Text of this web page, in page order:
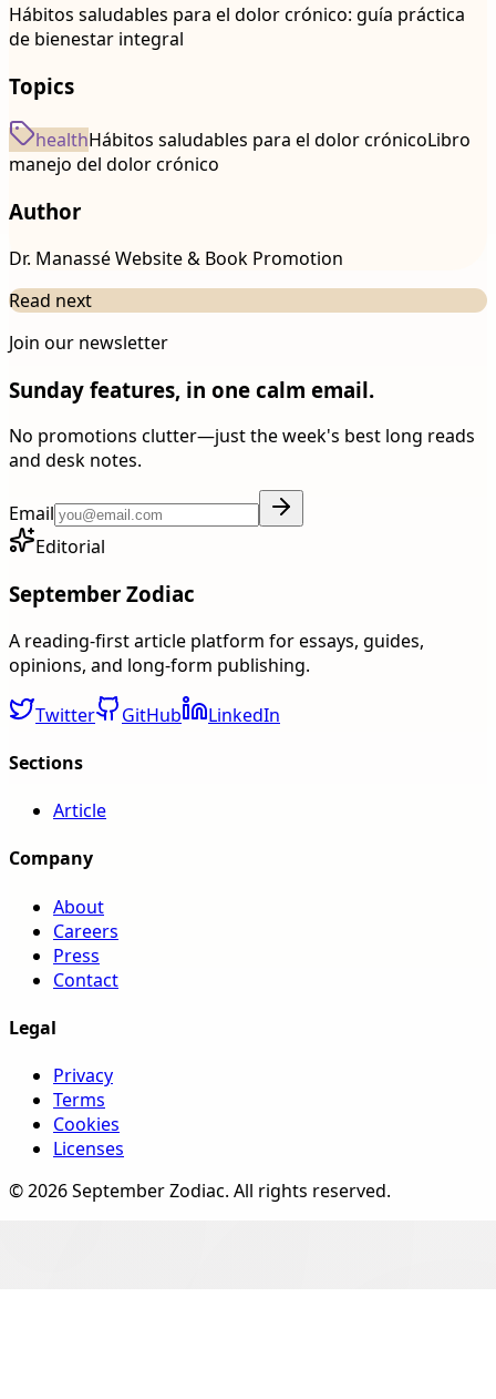
Hábitos saludables para el dolor crónico: guía práctica
de bienestar integral
Topics
healthHábitos saludables para el dolor crónicoLibro
manejo del dolor crónico
Author
Dr. Manassé Website & Book Promotion
Read next
Join our newsletter
Sunday features, in one calm email.
No promotions clutter—just the week's best long reads
and desk notes.
Email
Editorial
September Zodiac
A reading-first article platform for essays, guides,
opinions, and long-form publishing.
Twitter GitHub
LinkedIn
Sections
Article
Company
About
Careers
Press
Contact
Legal
Privacy
Terms
Cookies
Licenses
©2026September Zodiac. All rights reserved.